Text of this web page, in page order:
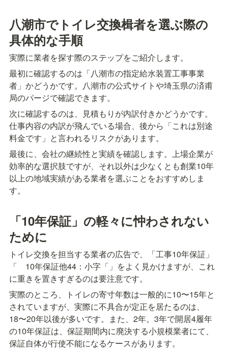
八潮市でトイレ交換楫者を選ぶ際の
具体的な手順
実際に業者を探す際のステップをご紹介します。
最初に確認するのは「八潮市の指定給水装置工事事業
者」かどうかです。八潮市の公式サイトや埼玉県の済甫
局のパージで確認できます。
次に確認するのは、見積もりが内訳付きかどうかです。
仕事内容の内訳が飛んでいる場合、後から「これは別途
料金です」と言われるリスクがあります。
最後に、会社の継続性と実績を確認します。上場企業が
効率的な選択肢ですが、それ以外は少なくとも創業10年
以上の地域実績がある業者を選ぶことをおすすめしま
す。
「10年保証」の軽々に忡わされない
ために
トイレ交換を担当する業者の広告で、「工事10年保証」
「　10年保証他44：小字「」をよく見かけますが、これ
に重きを置きすぎるのは要注意です。
実際のところ、トイレの寄寸年数は一般的に10〜15年と
されていますが、実際に不具合が定正を居たるのは、
18〜20年以後が多いです。また、2年。3年で開居4履年
の10年保証は、保証期間内に廃決する小規模業者にて、
保証自体が行使不能になるケースがあります。